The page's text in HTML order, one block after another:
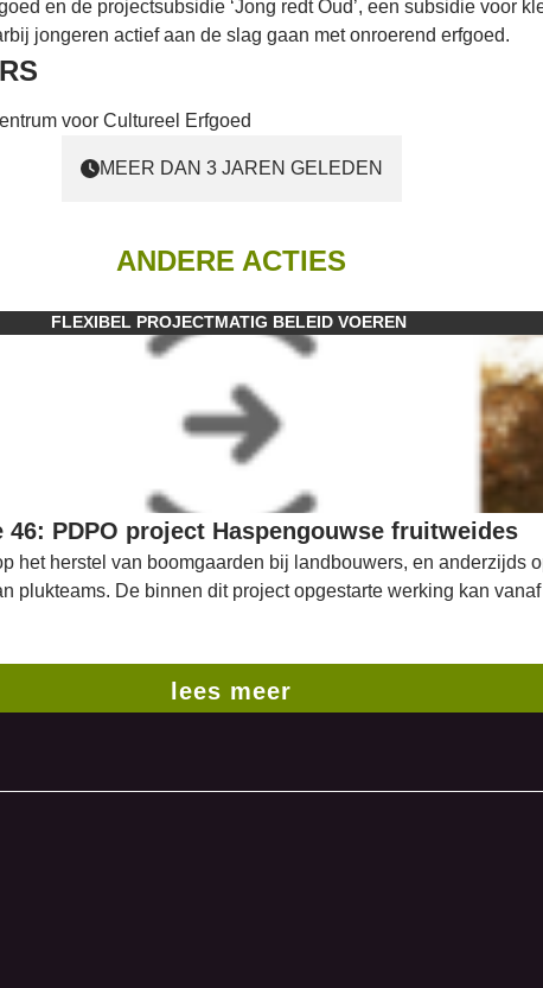
en de projectsubsidie ‘Jong redt Oud’, een subsidie voor
jongeren actief aan de slag gaan met onroerend erfgoed.
voor Cultureel Erfgoed
MEER DAN 3 JAREN GELEDEN
ANDERE ACTIES
FLEXIBEL PROJECTMATIG BELEID VOEREN
46: PDPO project Haspengouwse fruitweides
het herstel van boomgaarden bij landbouwers, en anderzijds
plukteams. De binnen dit project opgestarte werking kan
lees meer